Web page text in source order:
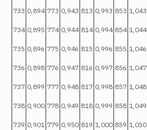
733
734
735
736
737
738
739
0,894
0,895
0,896
0,898
0,899
0,900
0,901
773
774
775
776
777
778
779
0,943
0,944
0,946
0,947
0,948
0,949
0,950
813
814
815
816
817
818
819
0,993
0,994
0,996
0,997
0,998
0,999
1,000
853
854
855
856
857
858
859
1,043
1,044
1,046
1,047
1,048
1,049
1,050